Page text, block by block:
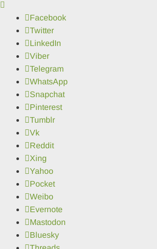
Facebook
Twitter
LinkedIn
Viber
Telegram
WhatsApp
Snapchat
Pinterest
Tumblr
Vk
Reddit
Xing
Yahoo
Pocket
Weibo
Evernote
Mastodon
Bluesky